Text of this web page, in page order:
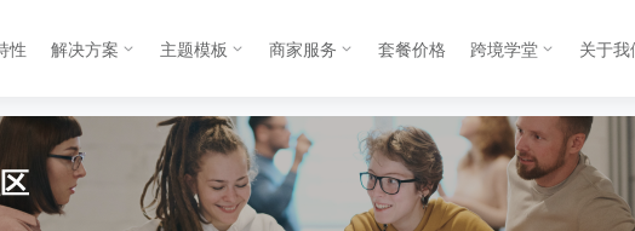
性 解决方案 主题模板 商家服务 套餐价格 跨境学堂 关于我